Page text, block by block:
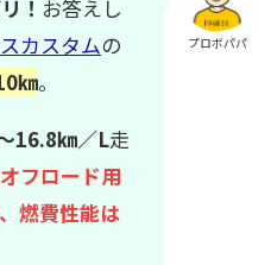
プロボパパ
！ お答えし
カスタムの
㎞。
16.8㎞／L走
フロード用
燃費性能は